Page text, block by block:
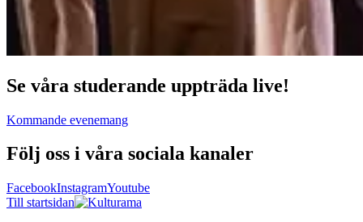
Se våra studerande uppträda live!
Kommande evenemang
Följ oss i våra sociala kanaler
FacebookInstagramYoutube
Till startsidan